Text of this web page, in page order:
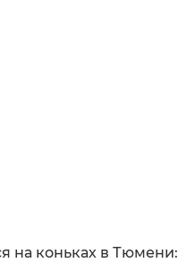
на коньках в Тюмени: